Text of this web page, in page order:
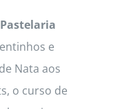
e
Nata aos
o curso de